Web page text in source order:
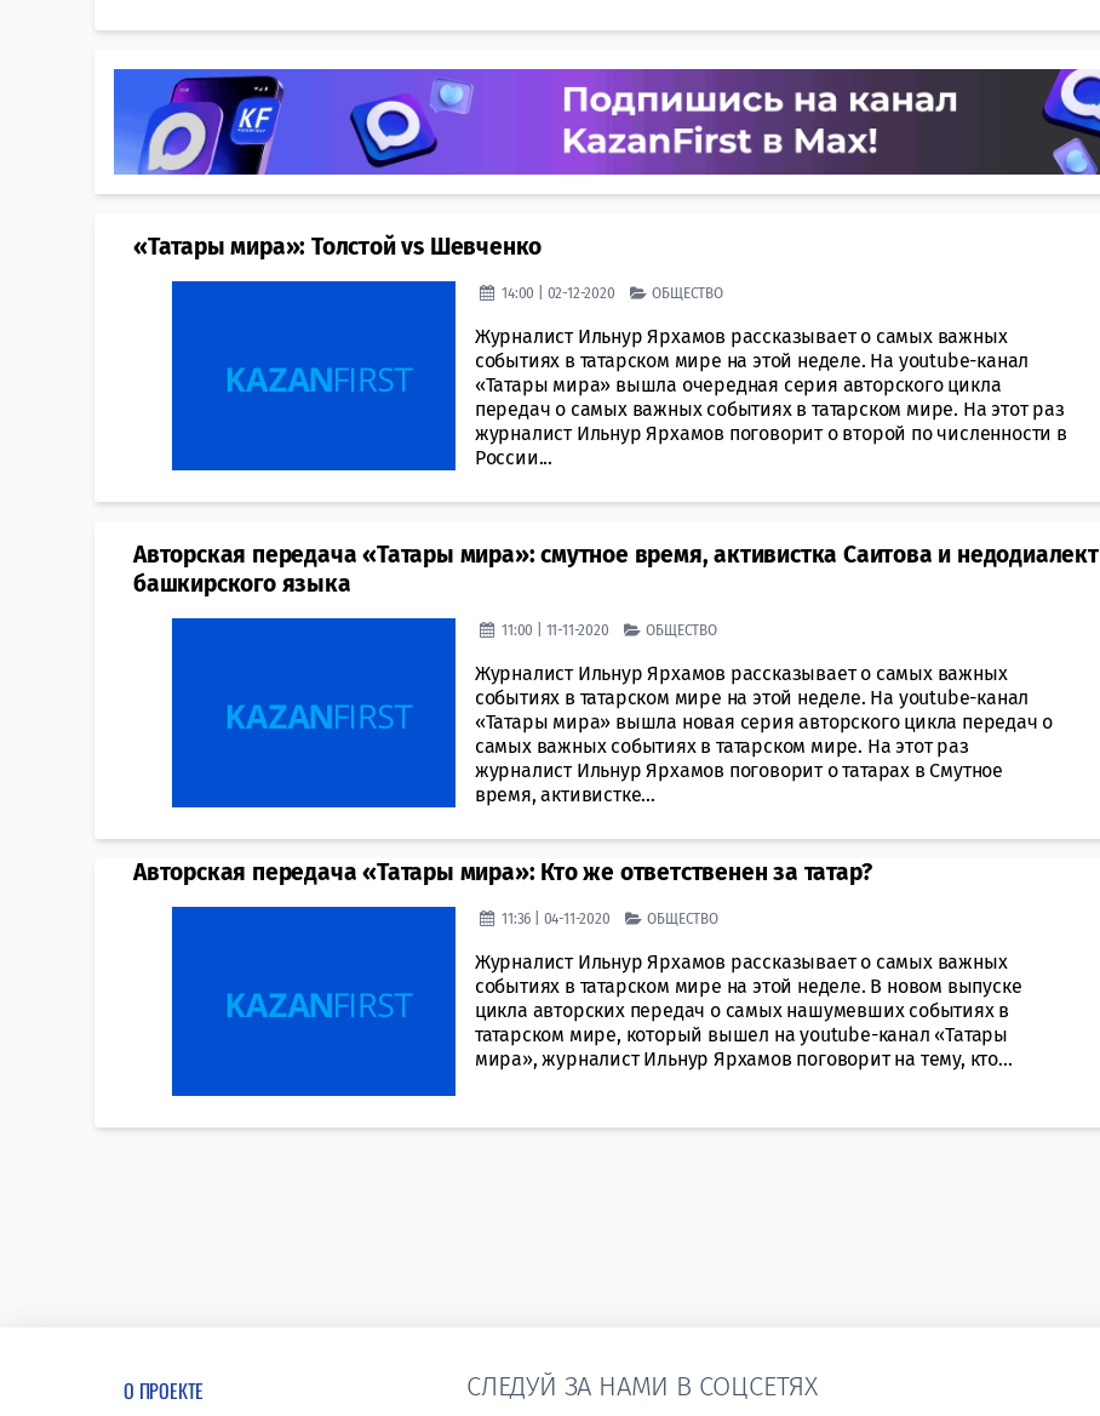
«Татары мира»: Толстой vs Шевченко
14:00 | 02-12-2020 ОБЩЕСТВО
Журналист Ильнур Ярхамов рассказывает о самых важных
событиях в татарском мире на этой неделе. На youtube-канал
«Татары мира» вышла очередная серия авторского цикла
передач о самых важных событиях в татарском мире. На этот раз
журналист Ильнур Ярхамов поговорит о второй по численности в
России...
Авторская передача «Татары мира»: смутное время, активистка Саитова и недодиалект
башкирского языка
11:00 | 11-11-2020 ОБЩЕСТВО
Журналист Ильнур Ярхамов рассказывает о самых важных
событиях в татарском мире на этой неделе. На youtube-канал
«Татары мира» вышла новая серия авторского цикла передач о
самых важных событиях в татарском мире. На этот раз
журналист Ильнур Ярхамов поговорит о татарах в Смутное
время, активистке...
Авторская передача «Татары мира»: Кто же ответственен за татар?
11:36 | 04-11-2020 ОБЩЕСТВО
Журналист Ильнур Ярхамов рассказывает о самых важных
событиях в татарском мире на этой неделе. В новом выпуске
цикла авторских передач о самых нашумевших событиях в
татарском мире, который вышел на youtube-канал «Татары
мира», журналист Ильнур Ярхамов поговорит на тему, кто...
О ПРОЕКТЕ СЛЕДУЙ ЗА НАМИ В СОЦСЕТЯХ